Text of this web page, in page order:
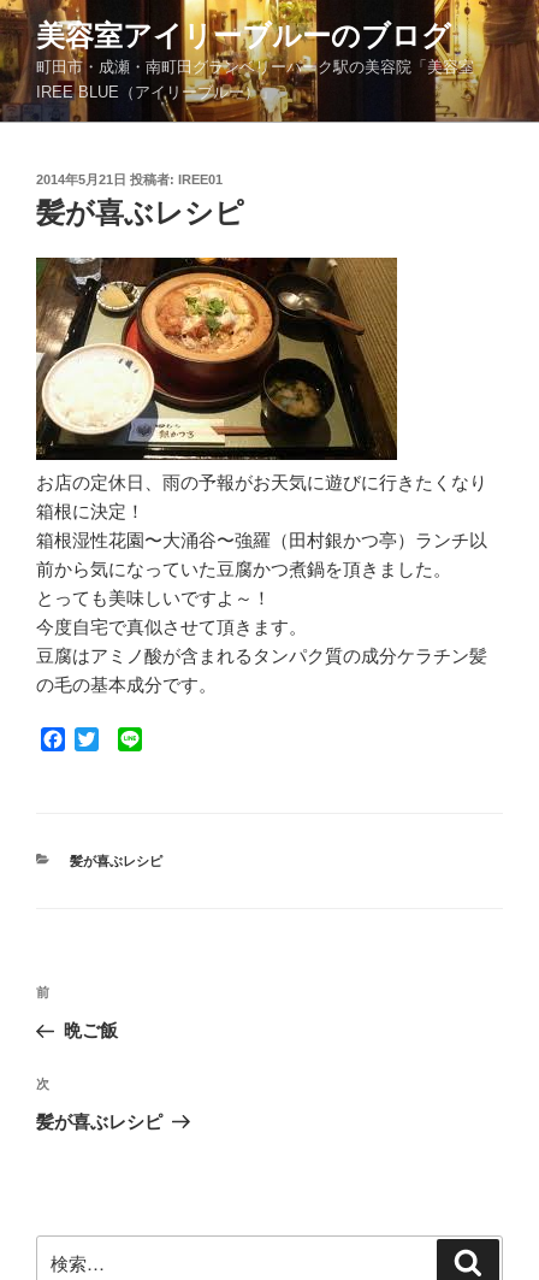
コ
ン
テ
ン
ツ
美容室アイリーブルーのブログ
町田市・成瀬・南町田グランベリーパーク駅の美容院「美容室
IREE BLUE（アイリーブルー）」
投
稿
日:
2014年5月21日 投稿者: IREE01
髪が喜ぶレシピ
お店の定休日、雨の予報がお天気に遊びに行きたくなり
箱根に決定！
箱根湿性花園〜大涌谷〜強羅（田村銀かつ亭）ランチ以
前から気になっていた豆腐かつ煮鍋を頂きました。
とっても美味しいですよ～！
今度自宅で真似させて頂きます。
豆腐はアミノ酸が含まれるタンパク質の成分ケラチン髪
の毛の基本成分です。
o
e
カ
髪が喜ぶレシピ
投
ナ
ビ
ゲ
ン
前
の
稿
前
晩ご飯
次
の
次
髪が喜ぶレシピ